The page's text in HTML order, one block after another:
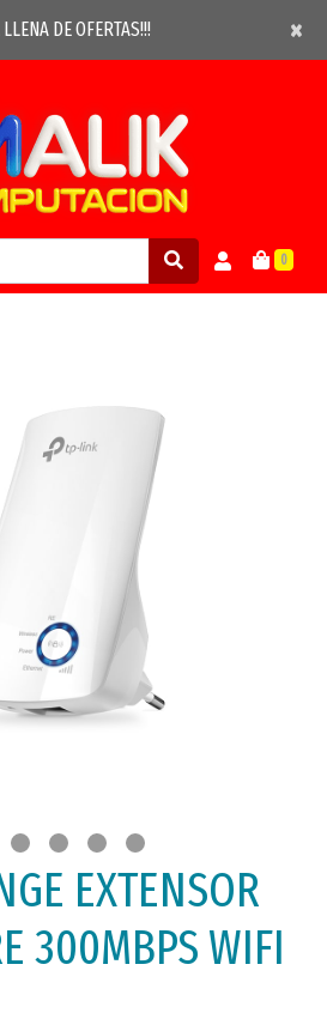
DE OFERTAS!!! ×
×
0
EXTENSOR
300MBPS WIFI